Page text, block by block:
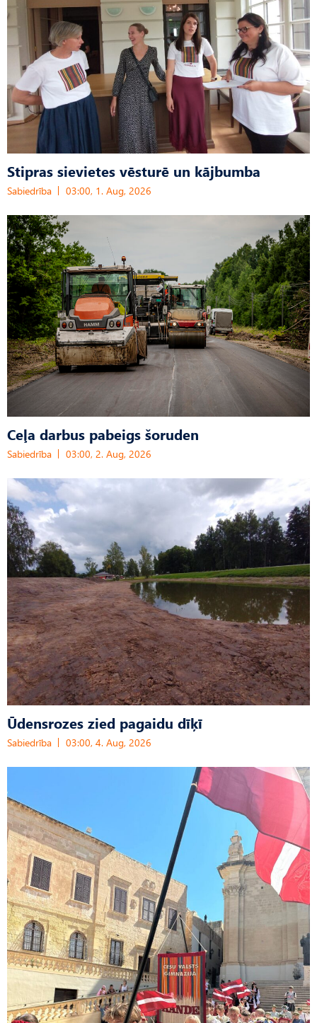
Stipras sievietes vēsturē un kājbumba
Sabiedrība 03:00, 1. Aug, 2026
Ceļa darbus pabeigs šoruden
Sabiedrība 03:00, 2. Aug, 2026
Ūdensrozes zied pagaidu dīķī
Sabiedrība 03:00, 4. Aug, 2026